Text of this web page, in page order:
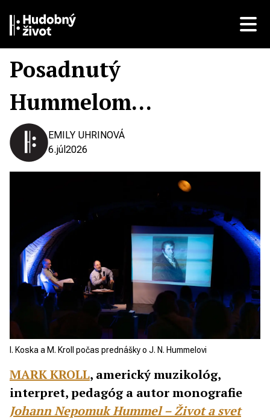
Posadnutý
Hummelom…
EMILY UHRINOVÁ
6.júl 2026
I. Koska a M. Kroll počas prednášky o J. N. Hummelovi
MARK KROLL, americký muzikológ,
interpret, pedagóg a autor monografie
Johann Nepomuk Hummel – Život a svet